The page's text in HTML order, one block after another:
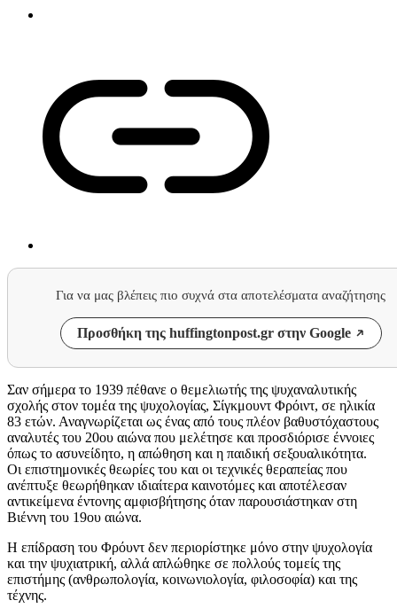
Για να μας βλέπεις πιο συχνά στα αποτελέσματα αναζήτησης
Προσθήκη της huffingtonpost.gr στην Google
Σαν σήμερα το 1939 πέθανε ο θεμελιωτής της ψυχαναλυτικής
σχολής στον τομέα της ψυχολογίας, Σίγκμουντ Φρόιντ, σε ηλικία
83 ετών. Αναγνωρίζεται ως ένας από τους πλέον βαθυστόχαστους
αναλυτές του 20ου αιώνα που μελέτησε και προσδιόρισε έννοιες
όπως το ασυνείδητο, η απώθηση και η παιδική σεξουαλικότητα.
Οι επιστημονικές θεωρίες του και οι τεχνικές θεραπείας που
ανέπτυξε θεωρήθηκαν ιδιαίτερα καινοτόμες και αποτέλεσαν
αντικείμενα έντονης αμφισβήτησης όταν παρουσιάστηκαν στη
Βιέννη του 19ου αιώνα.
Η επίδραση του Φρόυντ δεν περιορίστηκε μόνο στην ψυχολογία
και την ψυχιατρική, αλλά απλώθηκε σε πολλούς τομείς της
επιστήμης (ανθρωπολογία, κοινωνιολογία, φιλοσοφία) και της
τέχνης.